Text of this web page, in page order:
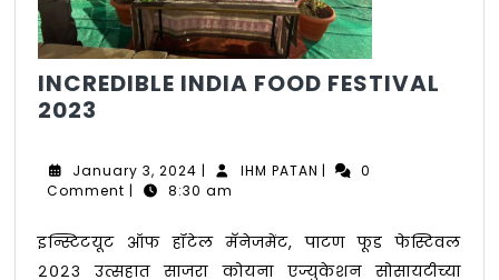
INCREDIBLE INDIA FOOD FESTIVAL
2023
FOOD
FESTIVAL
January 3, 2024 January
3,
| IHM PATAN IHM
|
0
Comment | 8:30 am
इन्स्टिटयूट ऑफ हॉटेल मॅनेजमेंट, पाटण फूड फेस्टिवल
२०२३ उत्सहात साजरा कोयना एज्युकेशन सोसायटीच्या